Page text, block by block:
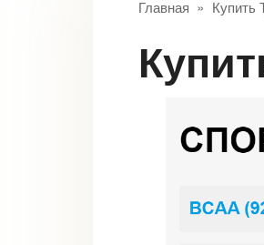
Главная » Купить